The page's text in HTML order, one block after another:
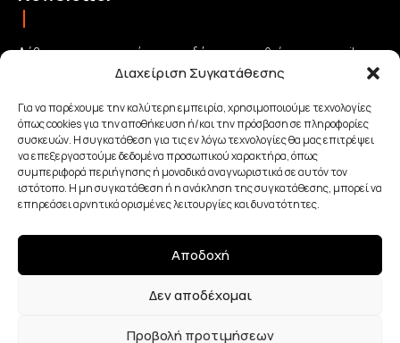
Διαχείριση Συγκατάθεσης
Για να παρέχουμε την καλύτερη εμπειρία, χρησιμοποιούμε τεχνολογίες
όπως cookies για την αποθήκευση ή/και την πρόσβαση σε πληροφορίες
συσκευών. Η συγκατάθεση για τις εν λόγω τεχνολογίες θα μας επιτρέψει
να επεξεργαστούμε δεδομένα προσωπικού χαρακτήρα, όπως
συμπεριφορά περιήγησης ή μοναδικά αναγνωριστικά σε αυτόν τον
ιστότοπο. Η μη συγκατάθεση ή η ανάκληση της συγκατάθεσης, μπορεί να
επηρεάσει αρνητικά ορισμένες λειτουργίες και δυνατότητες.
Αποδοχή
Δεν αποδέχομαι
Προβολή προτιμήσεων
Λάβετε τις σημαντικότερες ειδήσεις απευθείας στο email σας
και μείνετε πάντα συνδεδεμένοι με την Κρήτη!
ΕΓΓΡΑΦΗ
Έχω διαβάσει και αποδέχομαι την Πολιτική απορρήτου.
Made with Love By